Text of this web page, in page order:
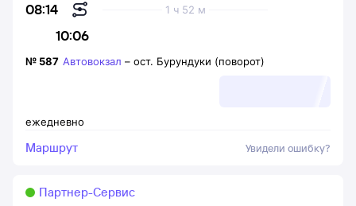
08:14
10:06
1 ч 52 м
ежедневно
№ 587 Автовокзал – ост. Бурундуки (поворот)
Маршрут Увидели ошибку?
Партнер-Сервис